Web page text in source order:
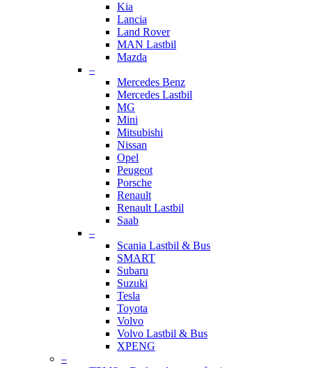
Kia
Lancia
Land Rover
MAN Lastbil
Mazda
–
Mercedes Benz
Mercedes Lastbil
MG
Mini
Mitsubishi
Nissan
Opel
Peugeot
Porsche
Renault
Renault Lastbil
Saab
–
Scania Lastbil & Bus
SMART
Subaru
Suzuki
Tesla
Toyota
Volvo
Volvo Lastbil & Bus
XPENG
–